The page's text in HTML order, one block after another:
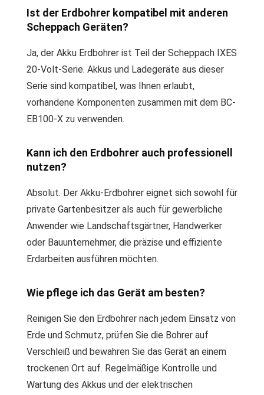
Ist der Erdbohrer kompatibel mit anderen
Scheppach Geräten?
Ja, der Akku Erdbohrer ist Teil der Scheppach IXES
20-Volt-Serie. Akkus und Ladegeräte aus dieser
Serie sind kompatibel, was Ihnen erlaubt,
vorhandene Komponenten zusammen mit dem BC-
EB100-X zu verwenden.
Kann ich den Erdbohrer auch professionell
nutzen?
Absolut. Der Akku-Erdbohrer eignet sich sowohl für
private Gartenbesitzer als auch für gewerbliche
Anwender wie Landschaftsgärtner, Handwerker
oder Bauunternehmer, die präzise und effiziente
Erdarbeiten ausführen möchten.
Wie pflege ich das Gerät am besten?
Reinigen Sie den Erdbohrer nach jedem Einsatz von
Erde und Schmutz, prüfen Sie die Bohrer auf
Verschleiß und bewahren Sie das Gerät an einem
trockenen Ort auf. Regelmäßige Kontrolle und
Wartung des Akkus und der elektrischen